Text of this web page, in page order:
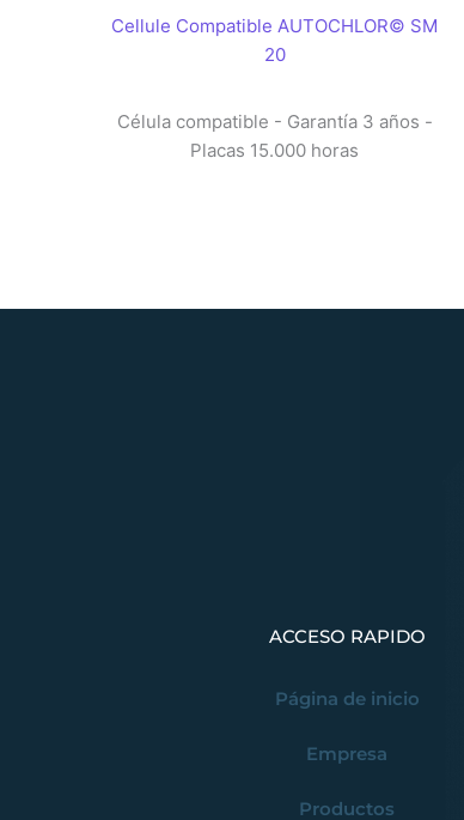
Cellule Compatible AUTOCHLOR© SM
20
Célula compatible - Garantía 3 años -
Placas 15.000 horas
ACCESO RAPIDO
Página de inicio
Empresa
Productos